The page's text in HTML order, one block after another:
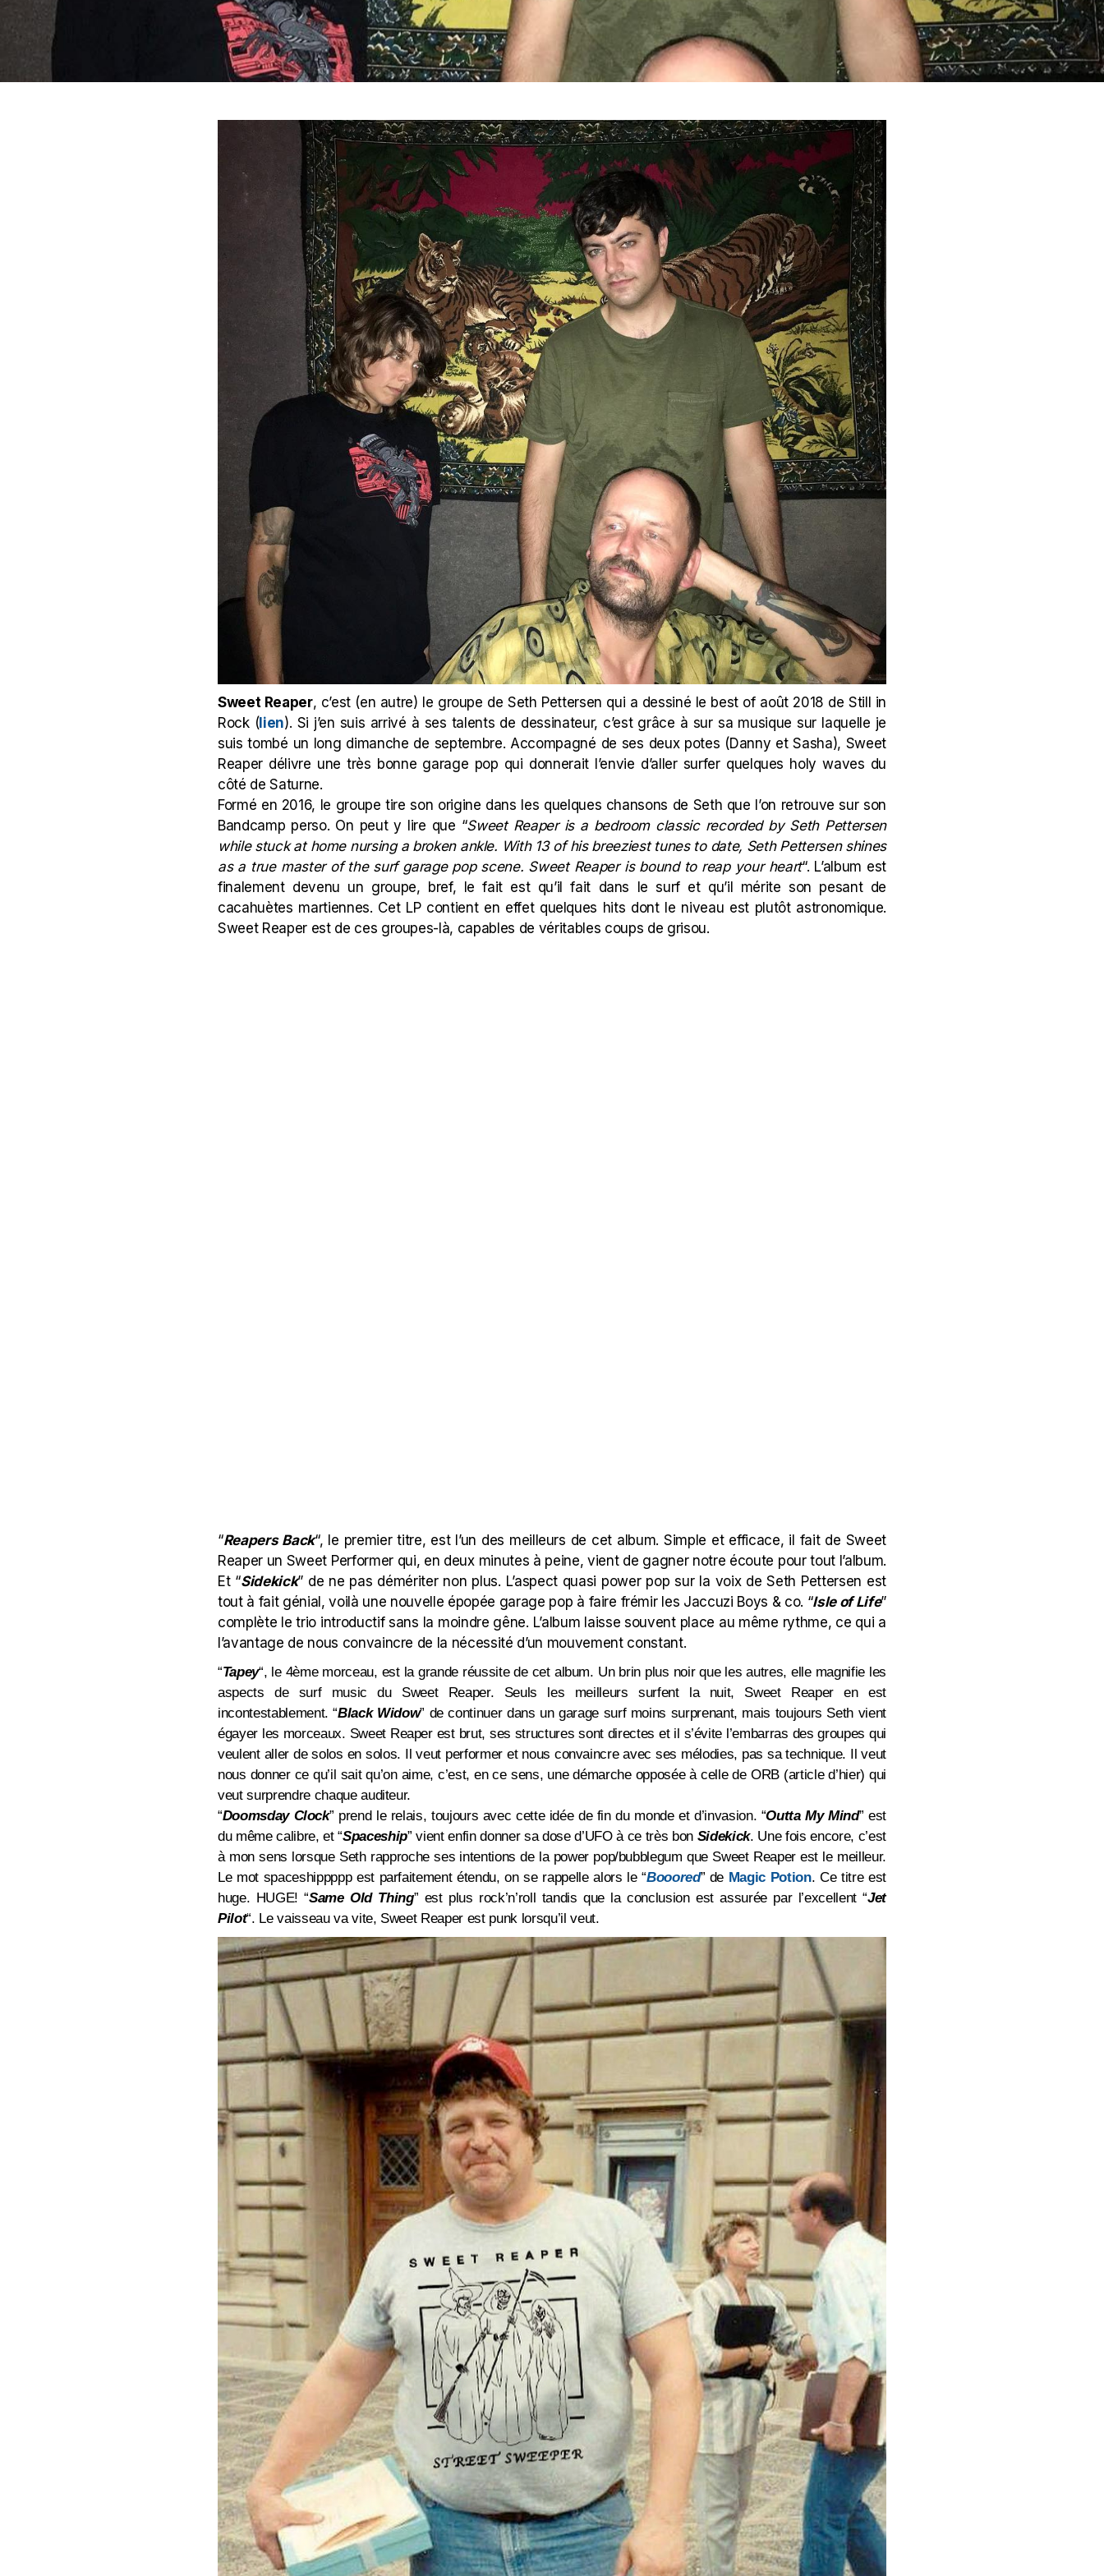
Sweet Reaper, c’est (en autre) le groupe de Seth Pettersen qui a dessiné le best of août 2018 de Still in
Rock ( lien). Si j’en suis arrivé à ses talents de dessinateur, c’est grâce à sur sa musique sur laquelle je
suis tombé un long dimanche de septembre. Accompagné de ses deux potes (Danny et Sasha), Sweet
Reaper délivre une très bonne garage pop qui donnerait l’envie d’aller surfer quelques holy waves du
côté de Saturne.
Formé en 2016, le groupe tire son origine dans les quelques chansons de Seth que l’on retrouve sur son
Bandcamp perso. On peut y lire que “Sweet Reaper is a bedroom classic recorded by Seth Pettersen
while stuck at home nursing a broken ankle. With 13 of his breeziest tunes to date, Seth Pettersen shines
as a true master of the surf garage pop scene. Sweet Reaper is bound to reap your heart“. L’album est
finalement devenu un groupe, bref, le fait est qu’il fait dans le surf et qu’il mérite son pesant de
cacahuètes martiennes. Cet LP contient en effet quelques hits dont le niveau est plutôt astronomique.
Sweet Reaper est de ces groupes-là, capables de véritables coups de grisou.
“Reapers Back“, le premier titre, est l’un des meilleurs de cet album. Simple et efficace, il fait de Sweet
Reaper un Sweet Performer qui, en deux minutes à peine, vient de gagner notre écoute pour tout l’album.
Et “Sidekick” de ne pas démériter non plus. L’aspect quasi power pop sur la voix de Seth Pettersen est
tout à fait génial, voilà une nouvelle épopée garage pop à faire frémir les Jaccuzi Boys & co. “Isle of Life”
complète le trio introductif sans la moindre gêne. L’album laisse souvent place au même rythme, ce qui a
l’avantage de nous convaincre de la nécessité d’un mouvement constant.
“Tapey“, le 4ème morceau, est la grande réussite de cet album. Un brin plus noir que les autres, elle magnifie les
aspects de surf music du Sweet Reaper. Seuls les meilleurs surfent la nuit, Sweet Reaper en est
incontestablement. “Black Widow” de continuer dans un garage surf moins surprenant, mais toujours Seth vient
égayer les morceaux. Sweet Reaper est brut, ses structures sont directes et il s’évite l’embarras des groupes qui
veulent aller de solos en solos. Il veut performer et nous convaincre avec ses mélodies, pas sa technique. Il veut
nous donner ce qu’il sait qu’on aime, c’est, en ce sens, une démarche opposée à celle de ORB (article d’hier) qui
veut surprendre chaque auditeur.
“Doomsday Clock” prend le relais, toujours avec cette idée de fin du monde et d’invasion. “Outta My Mind” est
du même calibre, et “Spaceship” vient enfin donner sa dose d’UFO à ce très bon Sidekick. Une fois encore, c’est
à mon sens lorsque Seth rapproche ses intentions de la power pop/bubblegum que Sweet Reaper est le meilleur.
Le mot spaceshippppp est parfaitement étendu, on se rappelle alors le “Booored” de Magic Potion. Ce titre est
huge. HUGE! “Same Old Thing” est plus rock’n’roll tandis que la conclusion est assurée par l’excellent “Jet
Pilot“. Le vaisseau va vite, Sweet Reaper est punk lorsqu’il veut.